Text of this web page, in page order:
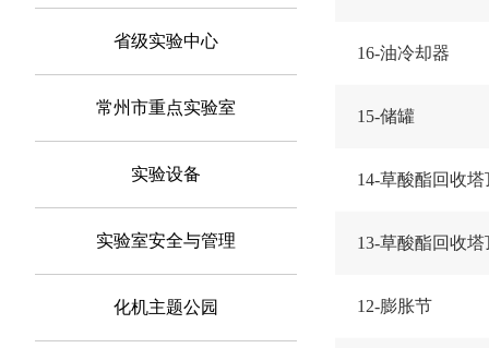
省级实验中心
常州市重点实验室
实验设备
实验室安全与管理
化机主题公园
16-油冷却器
15-储罐
14-草酸酯回收
13-草酸酯回收
12-膨胀节